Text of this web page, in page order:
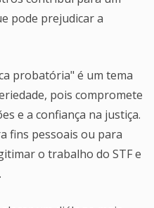
pode prejudicar a
probatória" é um tema
pois compromete
e a confiança na justiça.
fins pessoais ou para
o trabalho do STF e